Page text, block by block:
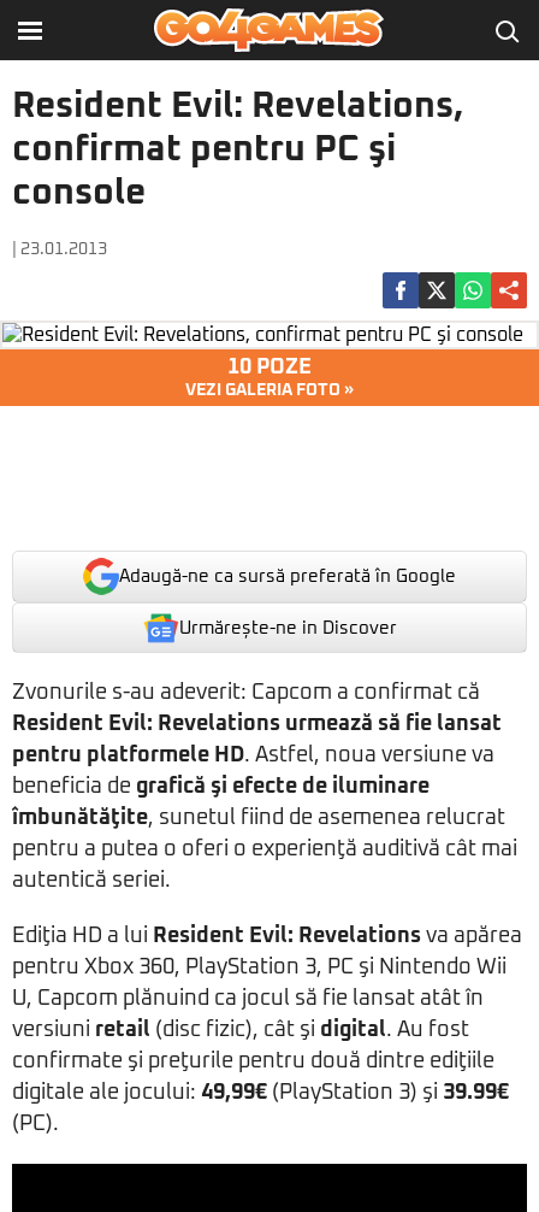
Resident Evil: Revelations,
confirmat pentru PC şi
console
| 23.01.2013
10 POZE
VEZI GALERIA FOTO »
Adaugă-ne ca sursă preferată în Google
Urmărește-ne in Discover
Zvonurile s-au adeverit: Capcom a confirmat că
Resident Evil: Revelations urmează să fie lansat
pentru platformele HD. Astfel, noua versiune va
beneficia de grafică şi efecte de iluminare
îmbunătăţite, sunetul fiind de asemenea relucrat
pentru a putea o oferi o experienţă auditivă cât mai
autentică seriei.
Ediţia HD a lui Resident Evil: Revelations va apărea
pentru Xbox 360, PlayStation 3, PC şi Nintendo Wii
U, Capcom plănuind ca jocul să fie lansat atât în
versiuni retail (disc fizic), cât şi digital. Au fost
confirmate şi preţurile pentru două dintre ediţiile
digitale ale jocului: 49,99€ (PlayStation 3) şi 39.99€
(PC).